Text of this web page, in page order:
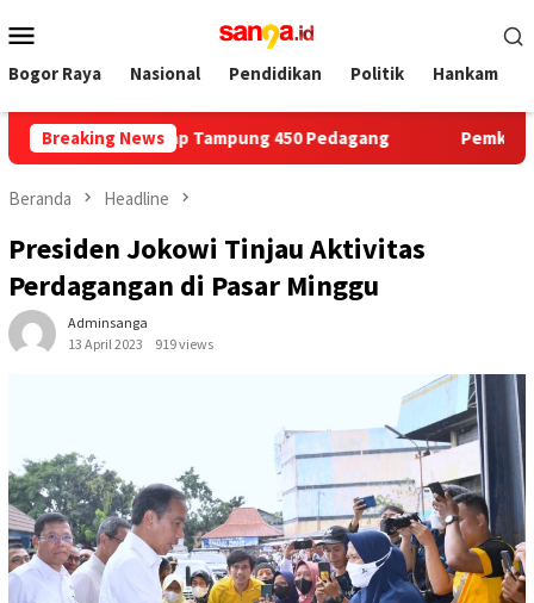
ke
kontenMobile
Bogor Raya Nasional Pendidikan Politik Hankam
Breaking News
Siap Tampung 450 Pedagang Pemkot Bogor
Beranda Headline
Presiden Jokowi Tinjau Aktivitas
Perdagangan di Pasar Minggu
Adminsanga
13 April 2023
919 views